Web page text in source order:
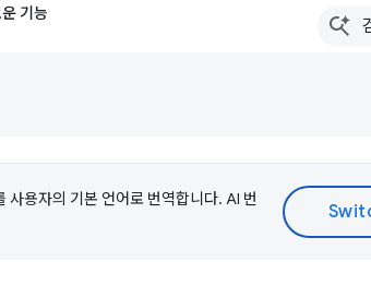
기능
용자의 기본 언어로 번역합니다. AI 번